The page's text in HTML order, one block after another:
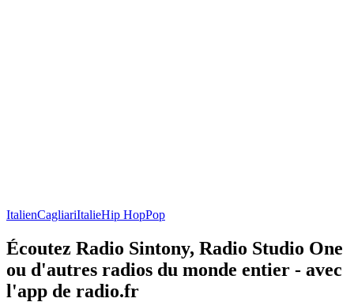
ItalienCagliariItalieHip HopPop
Écoutez Radio Sintony, Radio Studio One
ou d'autres radios du monde entier - avec
l'app de radio.fr